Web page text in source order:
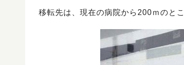
移転先は、現在の病院から200ｍのと